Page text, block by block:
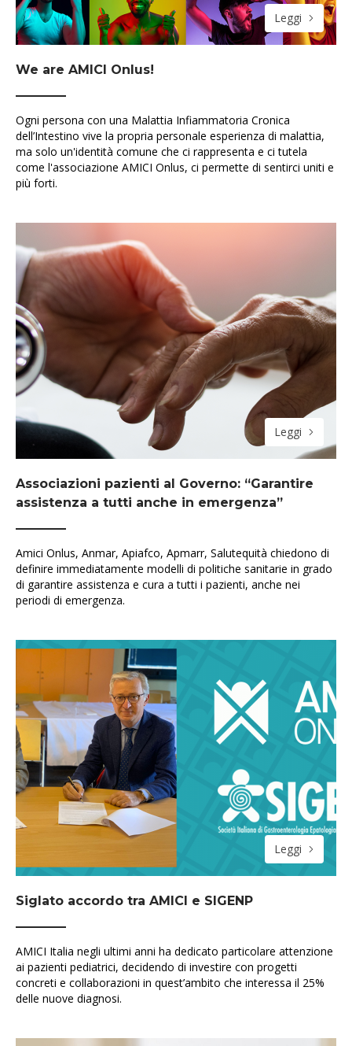
Leggi
We are AMICI Onlus!
Ogni persona con una Malattia Infiammatoria Cronica
dell’Intestino vive la propria personale esperienza di malattia,
ma solo un'identità comune che ci rappresenta e ci tutela
come l'associazione AMICI Onlus, ci permette di sentirci uniti e
più forti.
Leggi
Associazioni pazienti al Governo: “Garantire
assistenza a tutti anche in emergenza”
Amici Onlus, Anmar, Apiafco, Apmarr, Salutequità chiedono di
definire immediatamente modelli di politiche sanitarie in grado
di garantire assistenza e cura a tutti i pazienti, anche nei
periodi di emergenza.
Leggi
Siglato accordo tra AMICI e SIGENP
AMICI Italia negli ultimi anni ha dedicato particolare attenzione
ai pazienti pediatrici, decidendo di investire con progetti
concreti e collaborazioni in quest’ambito che interessa il 25%
delle nuove diagnosi.